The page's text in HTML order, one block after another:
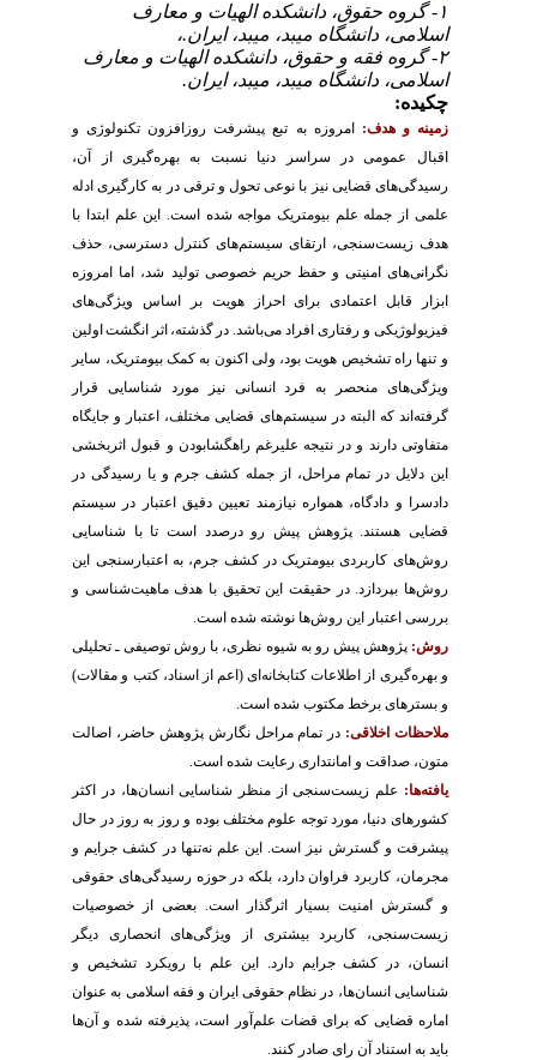
۱- گروه حقوق، دانشکده الهیات و معارف
اسلامی، دانشگاه میبد، میبد، ایران.،
۲- گروه فقه و حقوق، دانشکده الهیات و معارف
اسلامی، دانشگاه میبد، میبد، ایران.
چکیده:
زمینه و هدف: امروزه به تبع پیشرفت روزافزون تکنولوژی و
اقبال عمومی در سراسر دنیا نسبت به بهره‌گیری از آن،
رسیدگی‌های قضایی نیز با نوعی تحول و ترقی در به کارگیری ادله
علمی از جمله علم بیومتریک مواجه شده است. این علم ابتدا با
هدف زیست‌سنجی، ارتقای سیستم‌های کنترل دسترسی، حذف
نگرانی‌های امنیتی و حفظ حریم خصوصی تولید شد، اما امروزه
ابزار قابل اعتمادی برای احراز هویت بر اساس ویژگی‌های
فیزیولوژیکی و رفتاریافراد می‌باشد. در گذشته، اثر انگشت اولین
و تنها راه تشخیص هویت بود، ولی اکنون به کمک بیومتریک، سایر
ویژگی‌های منحصر به فرد انسانی نیز مورد شناسایی قرار
گرفته‌اند که البته در سیستم‌های قضایی مختلف، اعتبار و جایگاه
متفاوتی دارند و در نتیجه علیرغم راهگشابودن و قبول اثربخشی
این دلایل در تمام مراحل، از جمله کشف جرم و یا رسیدگی در
دادسرا و دادگاه، همواره نیازمند تعیین دقیق اعتبار در سیستم
قضایی هستند. پژوهش پیش رو درصدد است تا با شناسایی
روش‌های کاربردی بیومتریک در کشف جرم، به اعتبارسنجی این
روش‌ها بپردازد. در حقیقت این تحقیق با هدف ماهیت‌شناسی و
بررسی اعتبار این روش‌ها نوشته شده است.
روش: پژوهش پیش رو به شیوه نظری، با روش توصیفی ـ تحلیلی
و بهره‌گیری از اطلاعات کتابخانه‌ای (اعم از اسناد، کتب و مقالات)
و بسترهای برخط مکتوب شده است.
ملاحظات اخلاقی: در تمام مراحل نگارش پژوهش حاضر، اصالت
متون، صداقت و امانتداری رعایت شده است.
یافته‌ها: علم زیست‌سنجی از منظر شناسایی انسان‌ها، در اکثر
کشورهای دنیا، مورد توجه علوم مختلف بوده و روز به روز در حال
پیشرفت و گسترش نیز است. این علم نه‌تنها در کشف جرایم و
مجرمان، کاربرد فراوان دارد، بلکه در حوزه رسیدگی‌های حقوقی
و گسترش امنیت بسیار اثرگذار است. بعضی از خصوصیات
زیست‌سنجی، کاربرد بیشتری از ویژگی‌های انحصاری دیگر
انسان، در کشف جرایم دارد. این علم با رویکرد تشخیص و
شناسایی انسان‌ها، در نظام حقوقی ایران و فقه اسلامی به عنوان
اماره قضایی که برای قضات علم‌آور است، پذیرفته شده و آن‌ها
باید به استناد آن رای صادر کنند.